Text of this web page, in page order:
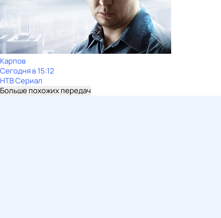
Карпов
Сегодня в 15:12
НТВ Сериал
Больше похожих передач